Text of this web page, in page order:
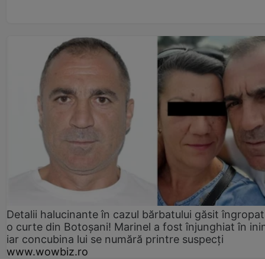
Detalii halucinante în cazul bărbatului găsit
o curte din Botoșani! Marinel a fost înjunghiat în
iar concubina lui se numără printre suspecți
www.wowbiz.ro